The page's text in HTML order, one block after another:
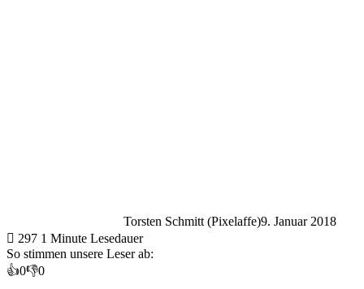
Torsten Schmitt (Pixelaffe)9. Januar 2018
297 1 Minute Lesedauer
So stimmen unsere Leser ab:
👍0👎0